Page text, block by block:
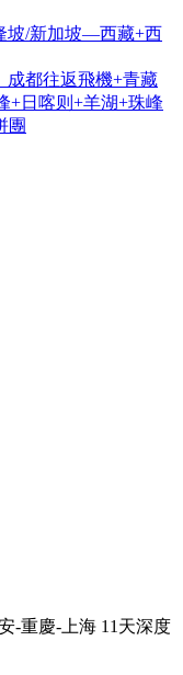
坡/新加坡—西藏+西
成都往返飛機+青藏
+日喀则+羊湖+珠峰
團
-重慶-上海 11天深度